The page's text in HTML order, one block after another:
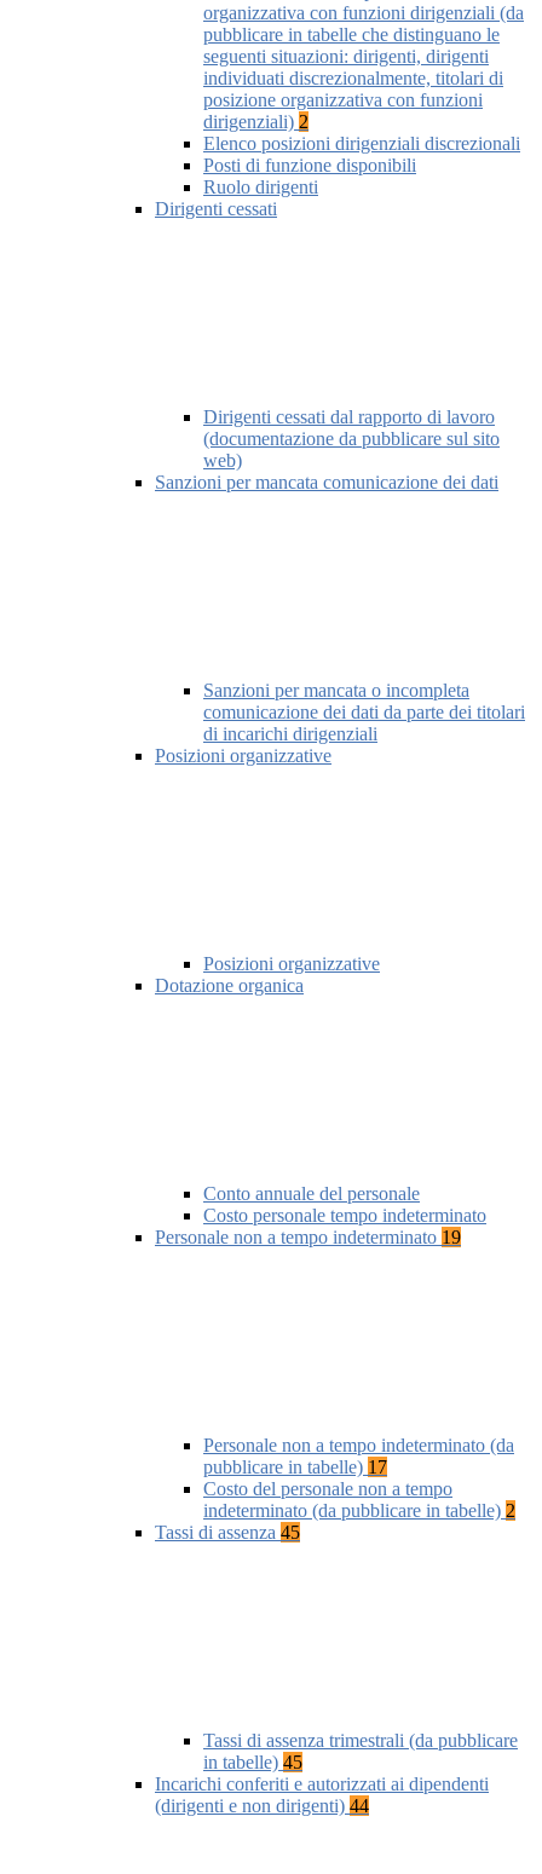
organizzativa con funzioni dirigenziali (da
pubblicare in tabelle che distinguano le
seguenti situazioni: dirigenti, dirigenti
individuati discrezionalmente, titolari di
posizione organizzativa con funzioni
dirigenziali) 2
Elenco posizioni dirigenziali discrezionali
Posti di funzione disponibili
Ruolo dirigenti
Dirigenti cessati
Dirigenti cessati dal rapporto di lavoro
(documentazione da pubblicare sul sito
web)
Sanzioni per mancata comunicazione dei dati
Sanzioni per mancata o incompleta
comunicazione dei dati da parte dei titolari
di incarichi dirigenziali
Posizioni organizzative
Posizioni organizzative
Dotazione organica
Conto annuale del personale
Costo personale tempo indeterminato
Personale non a tempo indeterminato 19
Personale non a tempo indeterminato (da
pubblicare in tabelle) 17
Costo del personale non a tempo
indeterminato (da pubblicare in tabelle) 2
Tassi di assenza 45
Tassi di assenza trimestrali (da pubblicare
in tabelle) 45
Incarichi conferiti e autorizzati ai dipendenti
(dirigenti e non dirigenti) 44